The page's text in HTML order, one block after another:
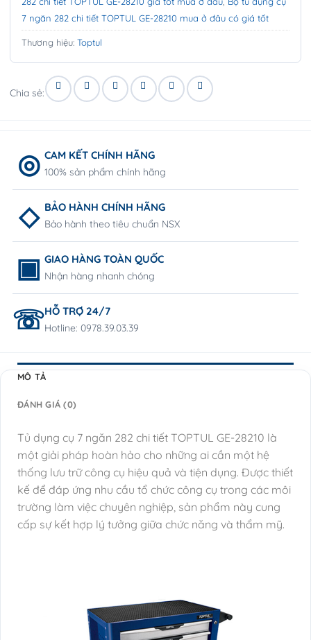
7 ngăn 282 chi tiết TOPTUL GE-28210 mua ở đâu có giá tốt
Thương hiệu: Toptul
Chia sẻ:
CAM KẾT CHÍNH HÃNG
100% sản phẩm chính hãng
BẢO HÀNH CHÍNH HÃNG
Bảo hành theo tiêu chuẩn NSX
GIAO HÀNG TOÀN QUỐC
Nhận hàng nhanh chóng
HỖ TRỢ 24/7
Hotline: 0978.39.03.39
MÔ TẢ
ĐÁNH GIÁ (0)
Tủ dụng cụ 7 ngăn 282 chi tiết TOPTUL GE-28210 là
một giải pháp hoàn hảo cho những ai cần một hệ
thống lưu trữ công cụ hiệu quả và tiện dụng. Được thiết
kế để đáp ứng nhu cầu tổ chức công cụ trong các môi
trường làm việc chuyên nghiệp, sản phẩm này cung
cấp sự kết hợp lý tưởng giữa chức năng và thẩm mỹ.